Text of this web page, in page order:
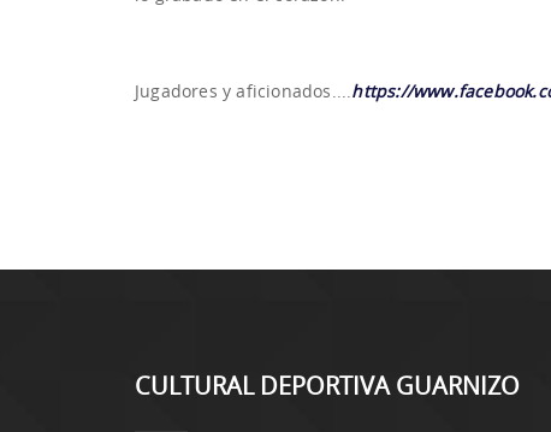
Jugadores y aficionados....https://
CULTURAL DEPORTIVA GUARNIZO